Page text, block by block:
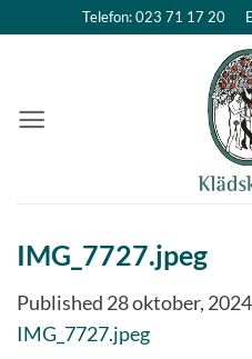
Telefon: 023 71 17 20
IMG_7727.jpeg
Published 28 oktober, 2024
IMG_7727.jpeg